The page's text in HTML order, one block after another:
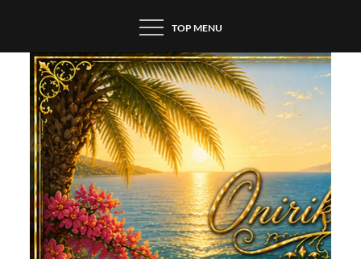
content
TOP MENU